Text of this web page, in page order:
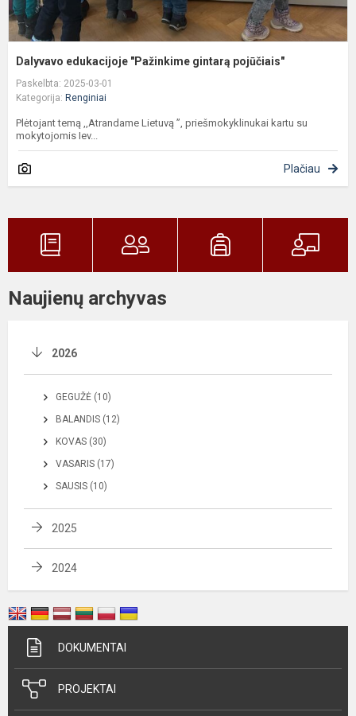
Dalyvavo edukacijoje "Pažinkime gintarą pojūčiais"
Paskelbta: 2025-03-01
Kategorija: Renginiai
Plėtojant temą ,,Atrandame Lietuvą ”, priešmokyklinukai kartu su
mokytojomis Iev...
Plačiau
Naujienų archyvas
2026
GEGUŽĖ (10)
BALANDIS (12)
KOVAS (30)
VASARIS (17)
SAUSIS (10)
2025
2024
DOKUMENTAI
PROJEKTAI